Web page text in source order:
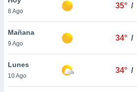
en
más
nuestra
8 Ago
35° /
Mañana
9 Ago
34° /
Lunes
10 Ago
34° /